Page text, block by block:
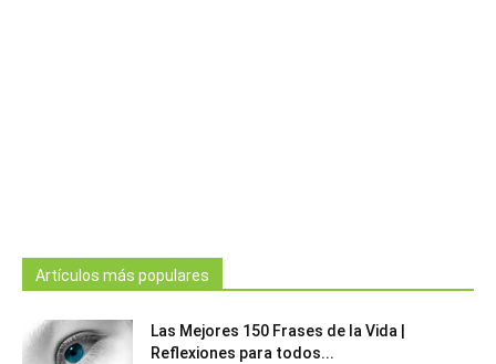
Artículos más populares
Las Mejores 150 Frases de la Vida |
Reflexiones para todos...